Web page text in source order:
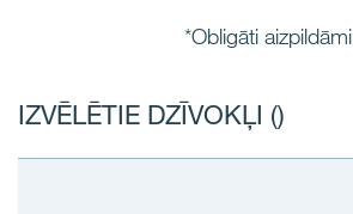
*Obligāti aizpildāmi
IZVĒLĒTIE DZĪVOKĻI ()